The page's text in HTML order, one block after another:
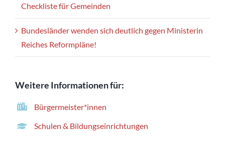
Checkliste für Gemeinden
Bundesländer wenden sich deutlich gegen Ministerin
Reiches Reformpläne!
Weitere Informationen für:
Bürgermeister*innen
Schulen & Bildungseinrichtungen